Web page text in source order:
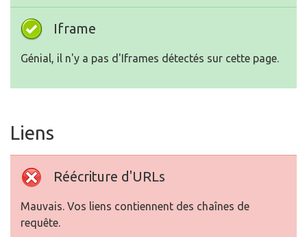
Iframe
Génial, il n'y a pas d'Iframes détectés sur cette page.
Liens
Réécriture d'URLs
Mauvais. Vos liens contiennent des chaînes de
requête.